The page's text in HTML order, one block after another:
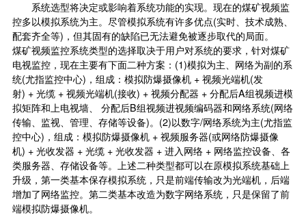
系统选型将决定或影响着系统功能的实现。现在的煤矿视频监
控多以模拟系统为主。尽管模拟系统有许多优点(实时、技术成熟、
配套齐全等)，但其固有的缺陷已无法避免被逐步取代的局面。
煤矿视频监控系统类型的选择取决于用户对系统的要求，针对煤矿
电视监控，现在主要有下面二种方案：(1)模拟为主、网络为副的系
统(尤指监控中心)，组成：模拟防爆摄像机 + 视频光端机(发
射) + 光缆 + 视频光端机(接收) + 视频分配器 + 分配后A组视频进模
拟矩阵和上电视墙、 分配后B组视频进视频编码器和网络系统(网络
传输、监视、管理、存储等设备)。(2)以数字/网络系统为主(尤指监
控中心)，组成：模拟防爆摄像机 + 视频服务器(或网络防爆摄像
机) + 光收发器 + 光缆 + 光收发器 + 进入网络 + 网络监控设备、各
类服务器、存储设备等。上述二种类型都可以在原模拟系统基础上
升级，第一类基本保存模拟系统，只是前端传输改为光端机，后端
增加了网络监控。第二类基本改造为数字网络系统，只是保留了前
端模拟防爆摄像机。